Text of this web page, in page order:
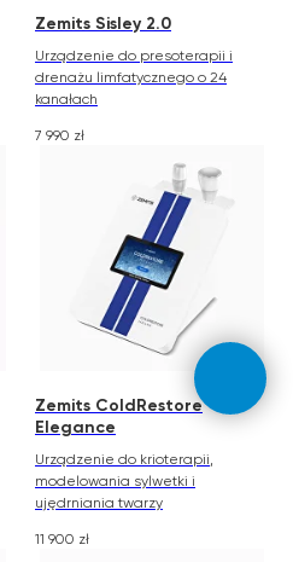
Zemits Sisley 2.0
Urządzenie do presoterapii i
drenażu limfatycznego o 24
kanałach
7 990 zł
Zemits ColdRestore
Elegance
Urządzenie do krioterapii,
modelowania sylwetki i
ujędrniania twarzy
11 900 zł